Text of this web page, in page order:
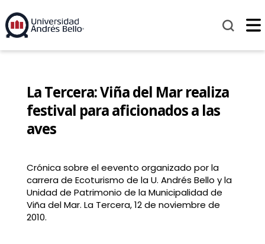
La Tercera: Viña del Mar realiza
festival para aficionados a las
aves
Crónica sobre el eevento organizado por la
carrera de Ecoturismo de la U. Andrés Bello y la
Unidad de Patrimonio de la Municipalidad de
Viña del Mar. La Tercera, 12 de noviembre de
2010.